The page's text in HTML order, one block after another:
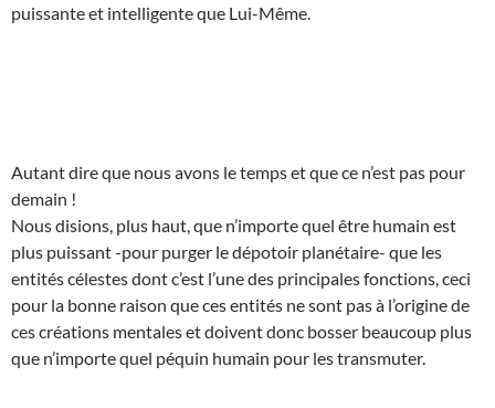
puissante et intelligente que Lui-Même.
Autant dire que nous avons le temps et que ce n’est pas pour
demain !
Nous disions, plus haut, que n’importe quel être humain est
plus puissant -pour purger le dépotoir planétaire- que les
entités célestes dont c’est l’une des principales fonctions, ceci
pour la bonne raison que ces entités ne sont pas à l’origine de
ces créations mentales et doivent donc bosser beaucoup plus
que n’importe quel péquin humain pour les transmuter.